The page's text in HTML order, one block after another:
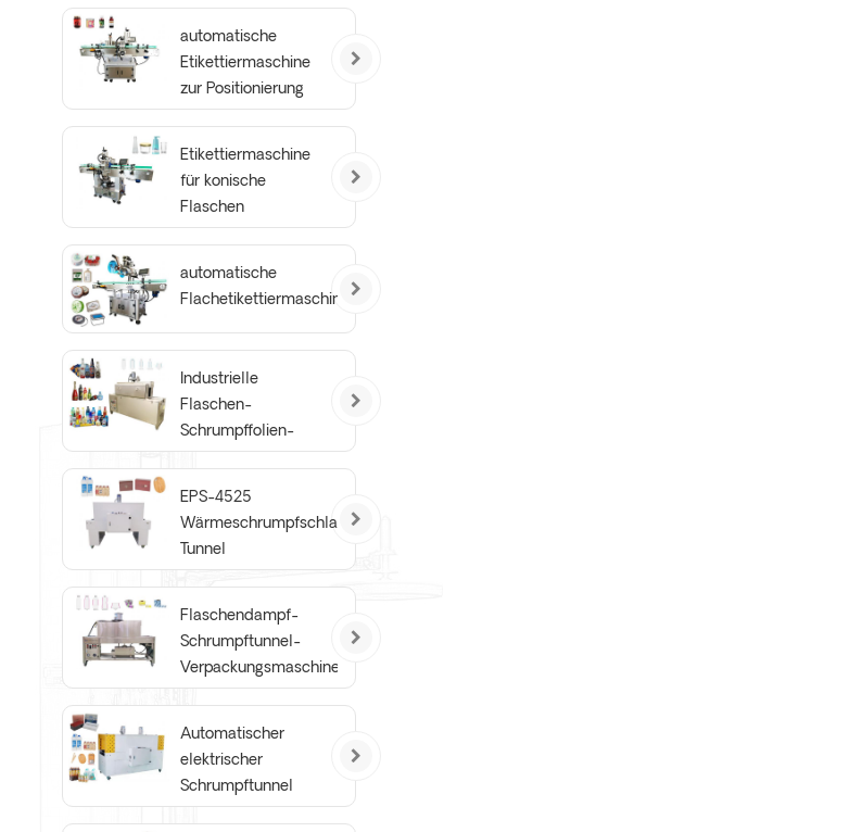
automatische
Etikettiermaschine
zur Positionierung
Etikettiermaschine
für konische
Flaschen
automatische
Flachetikettiermaschine
Industrielle
Flaschen-
Schrumpffolien-
EPS-4525
Wärmeschrumpfschlauch-
Tunnel
Flaschendampf-
Schrumpftunnel-
Verpackungsmaschine
Automatischer
elektrischer
Schrumpftunnel